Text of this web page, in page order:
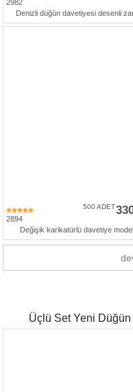
2982
Denizli düğün davetiyesi desenli
2894
500 ADET
Değişik karikatürlü davetiye
Üçlü Set Yeni